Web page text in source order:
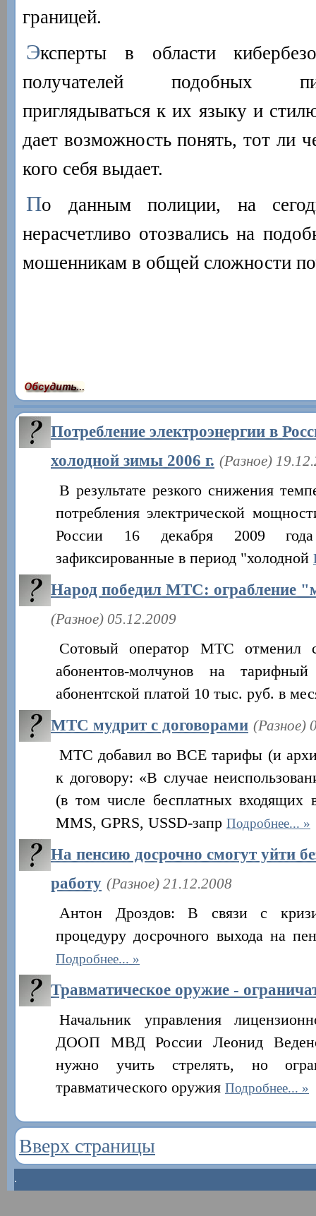
границей.
Эксперты в области
получателей подобных
приглядываться к их языку и
дает возможность понять, тот ли
кого себя выдает.
По данным полиции, на
нерасчетливо отозвались на
мошенникам в общей сложности
Потребление электроэнергии в
холодной зимы 2006 г. (Разное)
В результате резкого снижения
потребления электрической
России 16 декабря 2009 года
зафиксированные в период "холодной
Народ победил МТС: ограбление
(Разное) 05.12.2009
Сотовый оператор МТС отменил
абонентов-молчунов на
абонентской платой 10 тыс. руб. в
МТС мудрит с договорами (Разное)
МТС добавил во ВСЕ тарифы (и
к договору: «В случае
(в том числе бесплатных входящих
MMS, GPRS, USSD-запр Подробнее...
На пенсию досрочно смогут уйти
работу (Разное) 21.12.2008
Антон Дроздов: В связи с
процедуру досрочного выхода на
Подробнее...
Травматическое оружие -
Начальник управления
ДООП МВД России Леонид
нужно учить стрелять, но
травматического оружия Подробнее...
Вверх страницы
.